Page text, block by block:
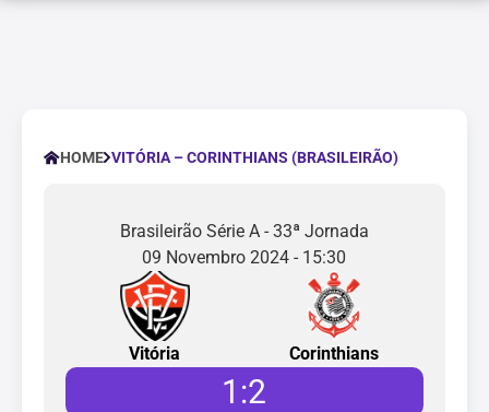
HOME VITÓRIA – CORINTHIANS (BRASILEIRÃO)
Brasileirão Série A - 33ª Jornada
09 Novembro 2024 - 15:30
Vitória Corinthians
1 :2